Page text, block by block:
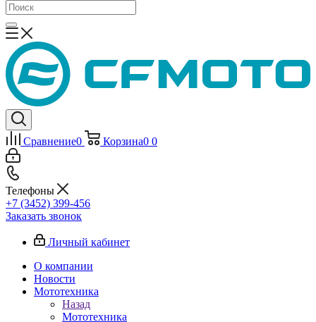
Сравнение0 Корзина0 0
Телефоны
+7 (3452) 399-456
Заказать звонок
Личный кабинет
О компании
Новости
Мототехника
Назад
Мототехника